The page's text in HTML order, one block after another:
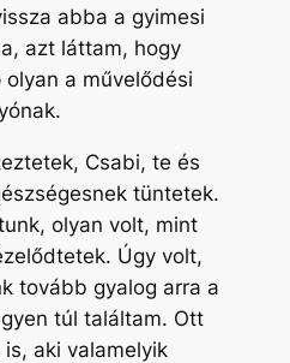
abba a gyimesi
azt láttam, hogy
a művelődési
Csabi, te és
tüntetek.
olyan volt, mint
Úgy volt,
tovább gyalog arra a
túl találtam. Ott
aki valamelyik